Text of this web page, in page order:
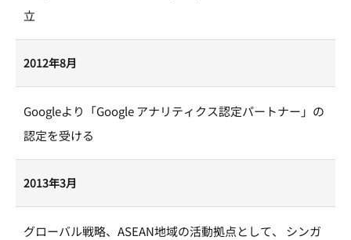
立
2012年8月
Googleより「Google アナリティクス認定パートナー」の
認定を受ける
2013年3月
グローバル戦略、ASEAN地域の活動拠点として、 シンガ